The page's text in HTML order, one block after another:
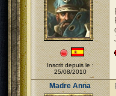
Inscrit depuis le :
25/08/2010
Madre Anna